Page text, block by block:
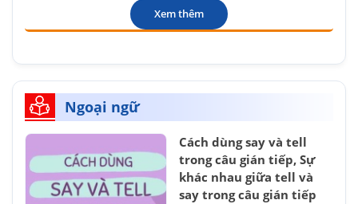
Xem thêm
Ngoại ngữ
Cách dùng say và tell
trong câu gián tiếp, Sự
khác nhau giữa tell và
say trong câu gián tiếp